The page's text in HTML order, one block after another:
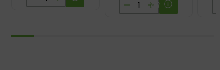
GEL
VENE
ANAFTIN
TEKUĆINA